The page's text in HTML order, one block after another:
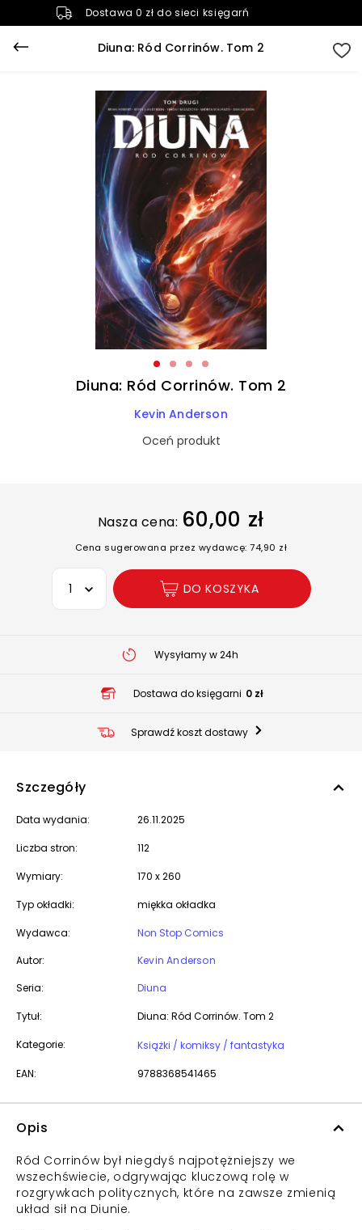
Dostawa 0 zł do sieci księgarń
Diuna: Ród Corrinów. Tom 2
Diuna: Ród Corrinów. Tom 2
Kevin Anderson
Oceń produkt
Nasza cena: 60,00 zł
Cena sugerowana przez wydawcę: 74,90 zł
Wybierz opcję
DO KOSZYKA
Wysyłamy w 24h
Dostawa do księgarni 0 zł
Sprawdź koszt dostawy
Szczegóły
Data wydania: 26.11.2025
Liczba stron: 112
Wymiary: 170 x 260
Typ okładki: miękka okładka
Wydawca:
Non Stop Comics
Autor:
Kevin Anderson
Seria:
Diuna
Tytuł: Diuna: Ród Corrinów. Tom 2
Kategorie: Książki / komiksy / fantastyka
EAN: 9788368541465
Opis
Ród Corrinów był niegdyś najpotężniejszy we
wszechświecie, odgrywając kluczową rolę w
rozgrywkach politycznych, które na zawsze zmienią
układ sił na Diunie.